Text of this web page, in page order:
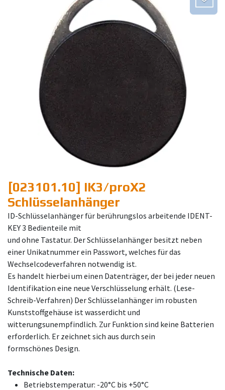
[023101.10] IK3/proX2
Schlüsselanhänger
ID-Schlüsselanhänger für berührungslos arbeitende IDENT-
KEY 3 Bedienteile mit
und ohne Tastatur. Der Schlüsselanhänger besitzt neben
einer Unikatnummer ein Passwort, welches für das
Wechselcodeverfahren notwendig ist.
Es handelt hierbei um einen Datenträger, der bei jeder neuen
Identifikation eine neue Verschlüsselung erhält. (Lese-
Schreib-Verfahren) Der Schlüsselanhänger im robusten
Kunststoffgehäuse ist wasserdicht und
witterungsunempfindlich. Zur Funktion sind keine Batterien
erforderlich. Er zeichnet sich aus durch sein
formschönes Design.
Technische Daten:
Betriebstemperatur: -20°C bis +50°C